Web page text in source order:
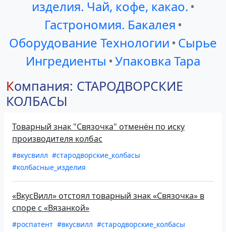
изделия. Чай, кофе, какао. •
Гастрономия. Бакалея •
Оборудование Технологии • Сырье
Ингредиенты •Упаковка Тара
Компания: СТАРОДВОРСКИЕ
КОЛБАСЫ
Товарный знак "Связочка" отменён по иску
производителя колбас
#вкусвилл #стародворские_колбасы
#колбасные_изделия
«ВкусВилл» отстоял товарный знак «Связочка» в
споре с «Вязанкой»
#роспатент #вкусвилл #стародворские_колбасы